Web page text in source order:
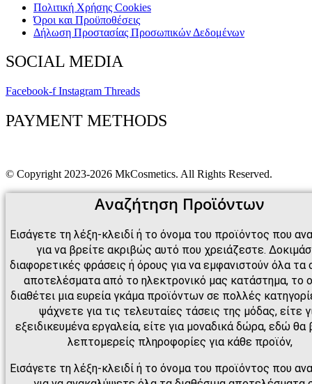
Πολιτική Xρήσης Cookies
Όροι και Προϋποθέσεις
Δήλωση Προστασίας Προσωπικών Δεδομένων
SOCIAL MEDIA
Facebook-f Instagram Threads
PAYMENT METHODS
© Copyright 2023-2026 MkCosmetics. All Rights Reserved.
Αναζήτηση Προϊόντων
Εισάγετε τη λέξη-κλειδί ή το όνομα του προϊόντος που
για να βρείτε ακριβώς αυτό που χρειάζεστε.
διαφορετικές φράσεις ή όρους για να εμφανιστούν όλα τα
αποτελέσματα από το ηλεκτρονικό μας κατάστημα, το
διαθέτει μια ευρεία γκάμα προϊόντων σε πολλές
ψάχνετε για τις τελευταίες τάσεις της μόδας, είτε
εξειδικευμένα εργαλεία, είτε για μοναδικά δώρα, εδώ θα
λεπτομερείς πληροφορίες για κάθε προϊόν,
Εισάγετε τη λέξη-κλειδί ή το όνομα του προϊόντος που